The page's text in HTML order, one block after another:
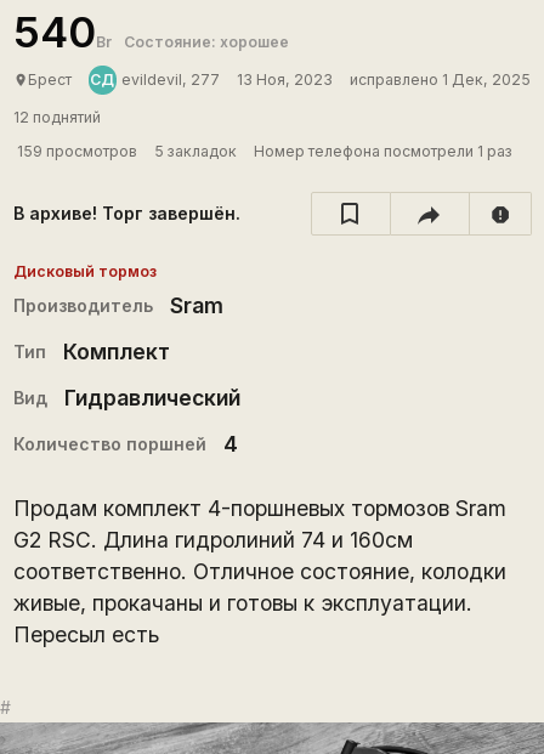
540Br Состояние: хорошее
place Брест СД evildevil, 277 13 Ноя, 2023 исправлено 1 Дек, 2025
12 поднятий
159 просмотров
5 закладок Номер телефона посмотрели 1 раз
В архиве! Торг завершён. report
Дисковый тормоз
Производитель Sram
Тип Комплект
Вид Гидравлический
Количество поршней 4
Продам комплект 4-поршневых тормозов Sram
G2 RSC. Длина гидролиний 74 и 160см
соответственно. Отличное состояние, колодки
живые, прокачаны и готовы к эксплуатации.
Пересыл есть
#